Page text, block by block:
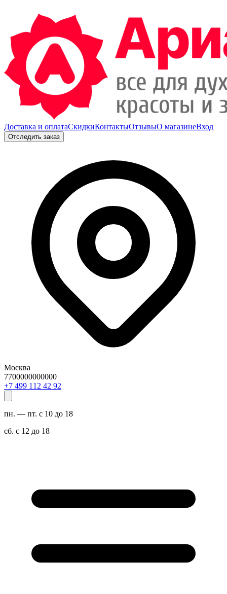
Доставка и оплатаСкидкиКонтактыОтзывыО магазинеВход
Отследить заказ
Москва
7700000000000
29 24 211 994 7+
пн. — пт. с 10 до 18
сб. с 12 до 18